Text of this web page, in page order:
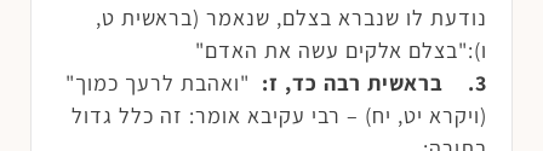
נודעת לו שנברא בצלם, שנאמר (בראשית ט,
ו):"בצלם אלקים עשה את האדם"
3. בראשית רבה כד, ז:
"ואהבת לרעך כמוך"
(ויקרא יט, יח) – רבי עקיבא אומר: זה כלל גדול